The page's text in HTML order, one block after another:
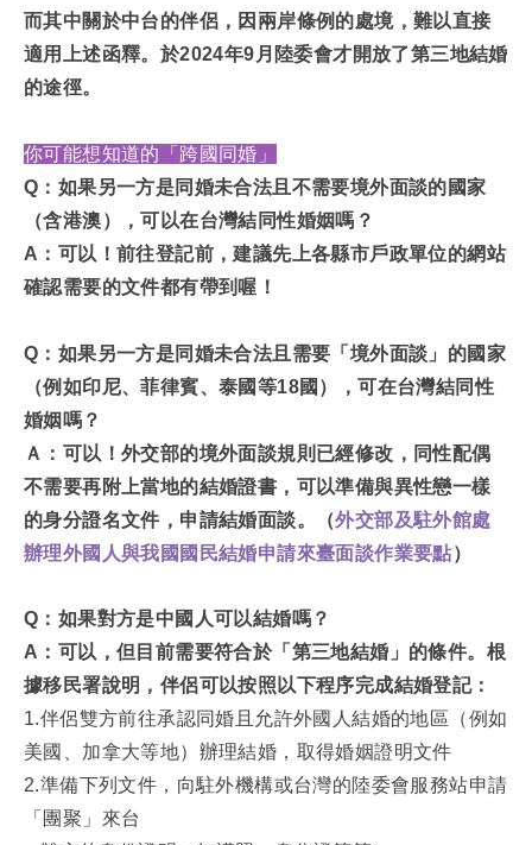
而其中關於中台的伴侶，因兩岸條例的處境，難以直接
適用上述函釋。於2024年9月陸委會才開放了第三地結婚
的途徑。
你可能想知道的「跨國同婚」
Q：如果另一方是同婚未合法且不需要境外面談的國家
（含港澳），可以在台灣結同性婚姻嗎？
A：可以！前往登記前，建議先上各縣市戶政單位的網站
確認需要的文件都有帶到喔！
Q：如果另一方是同婚未合法且需要「境外面談」的國家
（例如印尼、菲律賓、泰國等18國），可在台灣結同性
婚姻嗎？
Ａ：可以！外交部的境外面談規則已經修改，同性配偶
不需要再附上當地的結婚證書，可以準備與異性戀一樣
的身分證名文件，申請結婚面談。（外交部及駐外館處
辦理外國人與我國國民結婚申請來臺面談作業要點）
Q：如果對方是中國人可以結婚嗎？
A：可以，但目前需要符合於「第三地結婚」的條件。根
據移民署說明，伴侶可以按照以下程序完成結婚登記：
1.伴侶雙方前往承認同婚且允許外國人結婚的地區（例如
美國、加拿大等地）辦理結婚，取得婚姻證明文件
2.準備下列文件，向駐外機構或台灣的陸委會服務站申請
「團聚」來台